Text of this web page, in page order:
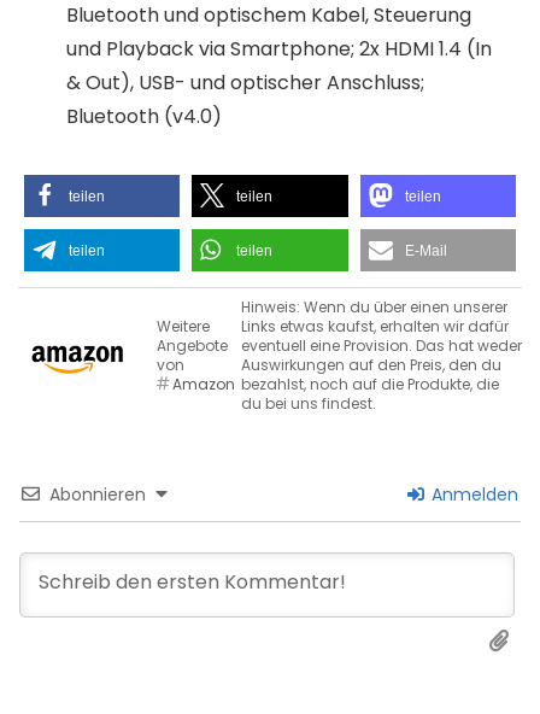
Bluetooth und optischem Kabel, Steuerung
und Playback via Smartphone; 2x HDMI 1.4 (In
& Out), USB- und optischer Anschluss;
Bluetooth (v4.0)
teilen teilen teilen
teilen teilen E-Mail
Weitere
Angebote
von
Amazon
Hinweis: Wenn du über einen unserer
Links etwas kaufst, erhalten wir dafür
eventuell eine Provision. Das hat weder
Auswirkungen auf den Preis, den du
bezahlst, noch auf die Produkte, die
du bei uns findest.
Abonnieren Anmelden